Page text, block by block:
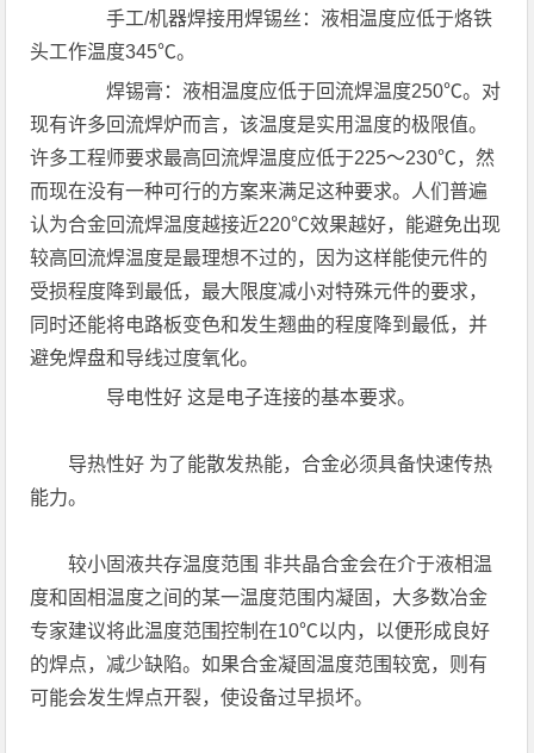
手工/机器焊接用焊锡丝：液相温度应低于烙铁
头工作温度345℃。
焊锡膏：液相温度应低于回流焊温度250℃。对
现有许多回流焊炉而言，该温度是实用温度的极限值。
许多工程师要求最高回流焊温度应低于225～230℃，然
而现在没有一种可行的方案来满足这种要求。人们普遍
认为合金回流焊温度越接近220℃效果越好，能避免出现
较高回流焊温度是最理想不过的，因为这样能使元件的
受损程度降到最低，最大限度减小对特殊元件的要求，
同时还能将电路板变色和发生翘曲的程度降到最低，并
避免焊盘和导线过度氧化。
导电性好 这是电子连接的基本要求。
导热性好 为了能散发热能，合金必须具备快速传热
能力。
较小固液共存温度范围 非共晶合金会在介于液相温
度和固相温度之间的某一温度范围内凝固，大多数冶金
专家建议将此温度范围控制在10℃以内，以便形成良好
的焊点，减少缺陷。如果合金凝固温度范围较宽，则有
可能会发生焊点开裂，使设备过早损坏。